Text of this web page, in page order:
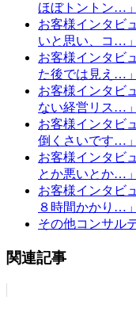
ほぼトントン…」
お客様インタビ
いと思い、コ…」
お客様インタビ
た後では見え…」
お客様インタビ
ない経営リス…」
お客様インタビ
倒くさいです…」
お客様インタビ
とか悪いとか…」
お客様インタビ
８時間かかり…」
その他コンサル
関連記事